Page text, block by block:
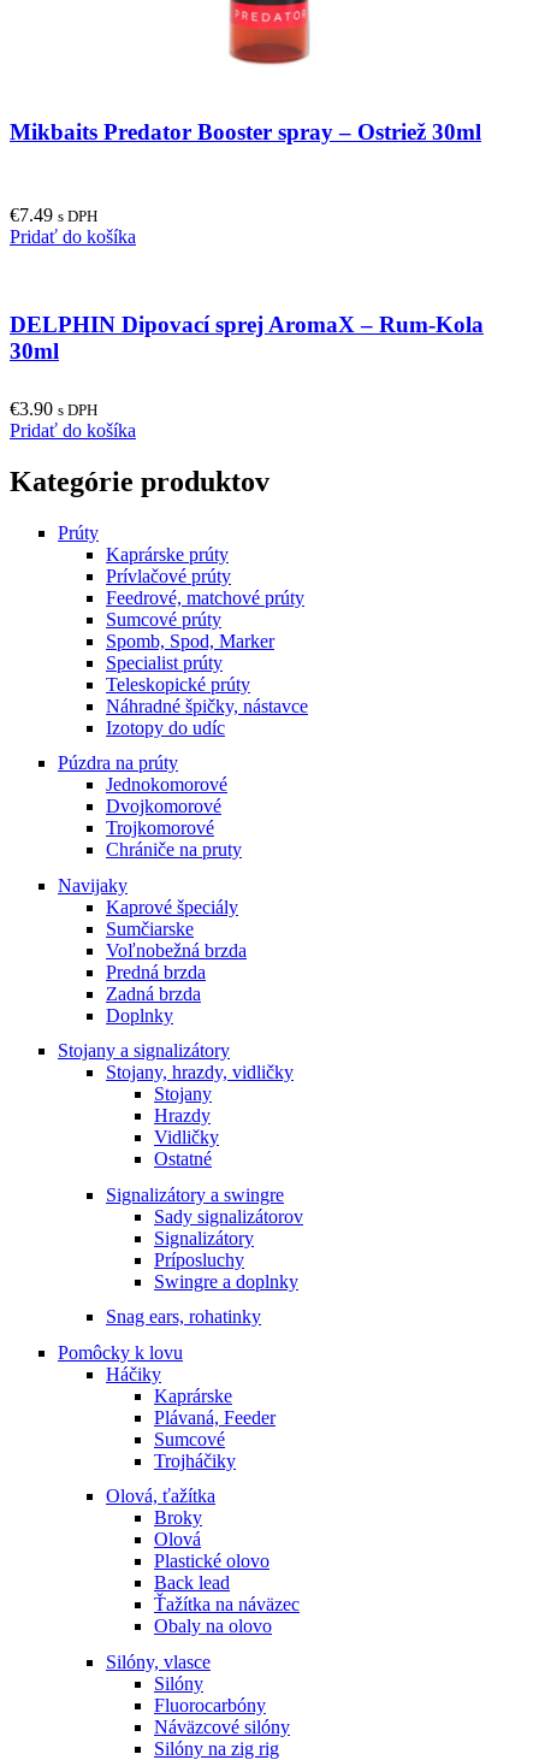
Mikbaits Predator Booster spray – Ostriež 30ml
€7.49 s DPH
Pridať do košíka
DELPHIN Dipovací sprej AromaX – Rum-Kola
30ml
€3.90 s DPH
Pridať do košíka
Kategórie produktov
Prúty
Kaprárske prúty
Prívlačové prúty
Feedrové, matchové prúty
Sumcové prúty
Spomb, Spod, Marker
Specialist prúty
Teleskopické prúty
Náhradné špičky, nástavce
Izotopy do udíc
Púzdra na prúty
Jednokomorové
Dvojkomorové
Trojkomorové
Chrániče na pruty
Navijaky
Kaprové špeciály
Sumčiarske
Voľnobežná brzda
Predná brzda
Zadná brzda
Doplnky
Stojany a signalizátory
Stojany, hrazdy, vidličky
Stojany
Hrazdy
Vidličky
Ostatné
Signalizátory a swingre
Sady signalizátorov
Signalizátory
Príposluchy
Swingre a doplnky
Snag ears, rohatinky
Pomôcky k lovu
Háčiky
Kaprárske
Plávaná, Feeder
Sumcové
Trojháčiky
Olová, ťažítka
Broky
Olová
Plastické olovo
Back lead
Ťažítka na náväzec
Obaly na olovo
Silóny, vlasce
Silóny
Fluorocarbóny
Náväzcové silóny
Silóny na zig rig